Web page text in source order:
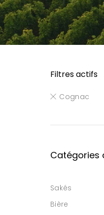
Filtres actifs
Cognac
Catégories
Sakés
Bière